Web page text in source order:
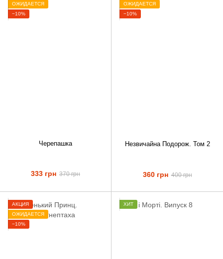
ОЖИДАЕТСЯ
−10%
Черепашка
333 грн 370 грн
ОЖИДАЕТСЯ
−10%
Незвичайна Подорож. Том 2
360 грн 400 грн
АКЦИЯ
ОЖИДАЕТСЯ
−10%
ХИТ